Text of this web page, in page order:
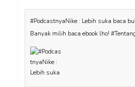
#PodcastnyaNike : Lebih suka baca
Banyak milih baca ebook lho!